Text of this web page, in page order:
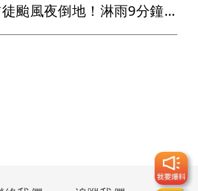
精舍命案｜女信徒颱風夜倒地！淋雨9分鐘遭拖行 家屬目睹崩潰：好像剴剴